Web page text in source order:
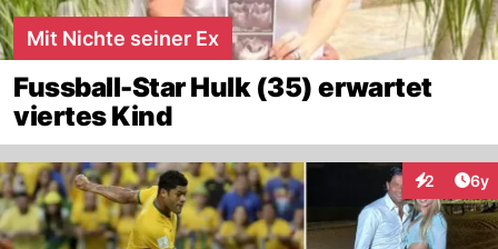
Mit Nichte seiner Ex
Fussball-Star Hulk (35) erwartet
viertes Kind
2 6y